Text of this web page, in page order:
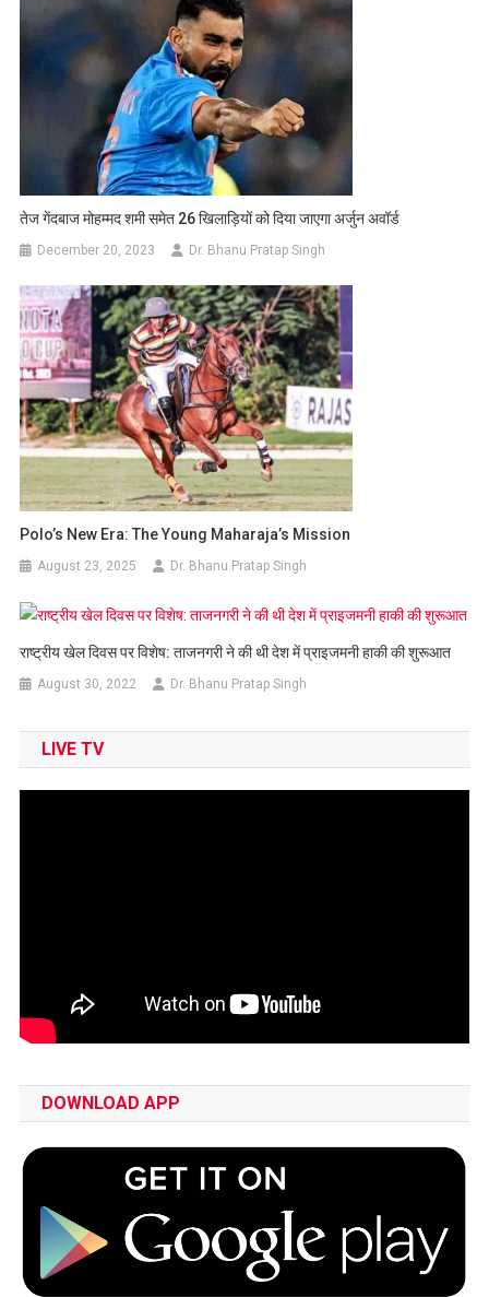
तेज गेंदबाज मोहम्मद शमी समेत 26 खिलाड़ियों को दिया जाएगा अर्जुन अवॉर्ड
December 20, 2023 Dr. Bhanu Pratap Singh
Polo’s New Era: The Young Maharaja’s Mission
August 23, 2025 Dr. Bhanu Pratap Singh
राष्ट्रीय खेल दिवस पर विशेष: ताजनगरी ने की थी देश में प्राइजमनी हाकी की शुरूआत
August 30, 2022 Dr. Bhanu Pratap Singh
LIVE TV
DOWNLOAD APP